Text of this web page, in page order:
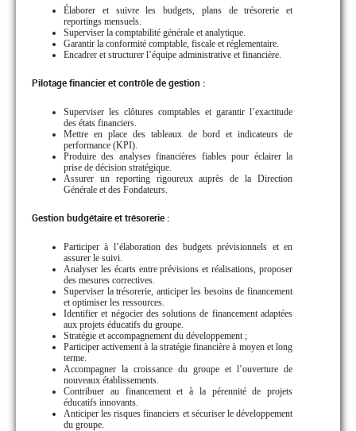
Élaborer et suivre les budgets, plans de trésorerie et
reportings mensuels.
Superviser la comptabilité générale et analytique.
Garantir la conformité comptable, fiscale et réglementaire.
Encadrer et structurer l’équipe administrative et financière.
Pilotage financier et contrôle de gestion :
Superviser les clôtures comptables et garantir l’exactitude
des états financiers.
Mettre en place des tableaux de bord et indicateurs de
performance (KPI).
Produire des analyses financières fiables pour éclairer la
prise de décision stratégique.
Assurer un reporting rigoureux auprès de la Direction
Générale et des Fondateurs.
Gestion budgétaire et trésorerie :
Participer à l’élaboration des budgets prévisionnels et en
assurer le suivi.
Analyser les écarts entre prévisions et réalisations, proposer
des mesures correctives.
Superviser la trésorerie, anticiper les besoins de financement
et optimiser les ressources.
Identifier et négocier des solutions de financement adaptées
aux projets éducatifs du groupe.
Stratégie et accompagnement du développement ;
Participer activement à la stratégie financière à moyen et long
terme.
Accompagner la croissance du groupe et l’ouverture de
nouveaux établissements.
Contribuer au financement et à la pérennité de projets
éducatifs innovants.
Anticiper les risques financiers et sécuriser le développement
du groupe.